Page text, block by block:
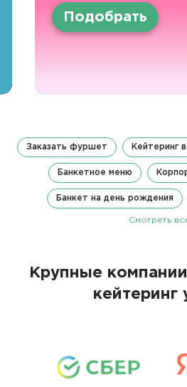
Подобрать
Заказать фуршет Кейтеринг
Банкетное меню
Банкет на день рождения
Смотреть
Крупные
кейтеринг